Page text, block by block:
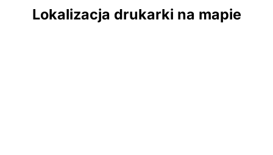
Lokalizacja drukarki na mapie